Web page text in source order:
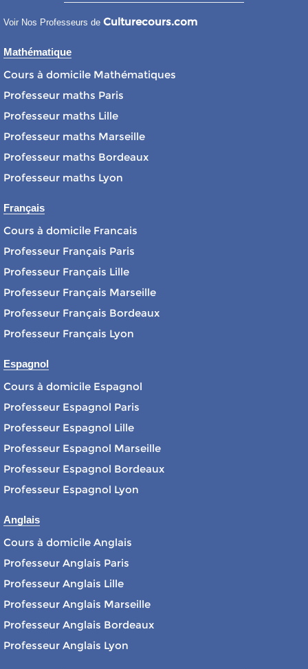
Voir Nos Professeurs de Culturecours.com
Mathématique
Cours à domicile Mathématiques
Professeur maths Paris
Professeur maths Lille
Professeur maths Marseille
Professeur maths Bordeaux
Professeur maths Lyon
Français
Cours à domicile Francais
Professeur Français Paris
Professeur Français Lille
Professeur Français Marseille
Professeur Français Bordeaux
Professeur Français Lyon
Espagnol
Cours à domicile Espagnol
Professeur Espagnol Paris
Professeur Espagnol Lille
Professeur Espagnol Marseille
Professeur Espagnol Bordeaux
Professeur Espagnol Lyon
Anglais
Cours à domicile Anglais
Professeur Anglais Paris
Professeur Anglais Lille
Professeur Anglais Marseille
Professeur Anglais Bordeaux
Professeur Anglais Lyon